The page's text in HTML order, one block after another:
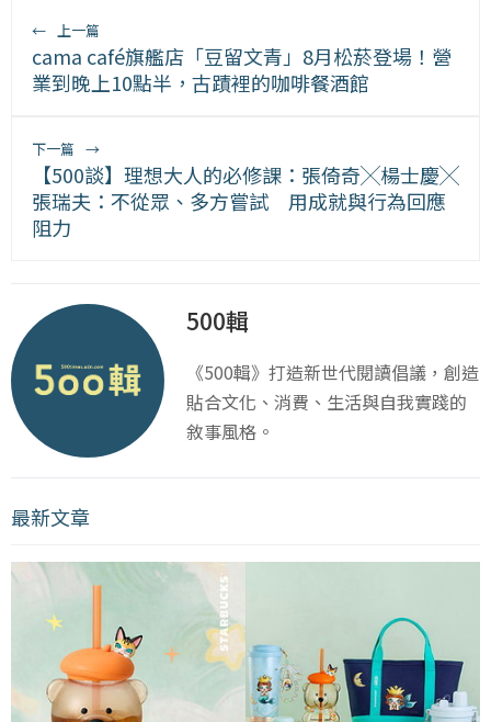
← 上一篇
cama café旗艦店「豆留文青」8月松菸登場！營
業到晚上10點半，古蹟裡的咖啡餐酒館
下一篇 →
【500談】理想大人的必修課：張倚奇╳楊士慶╳
張瑞夫：不從眾、多方嘗試 用成就與行為回應
阻力
500輯
《500輯》打造新世代閱讀倡議，創造
貼合文化、消費、生活與自我實踐的
敘事風格。
最新文章